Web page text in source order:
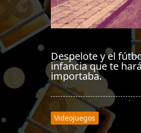
Despelote y el
infancia que te
importaba.
Videojuegos